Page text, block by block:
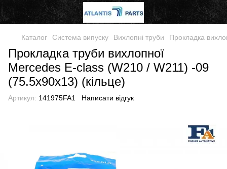
Каталог Система випуску Вихлопні труби Прокладка
Прокладка труби вихлопної
Mercedes E-class (W210 / W211) -09
(75.5x90x13) (кільце)
Артикул: 141975FA1 Написати відгук